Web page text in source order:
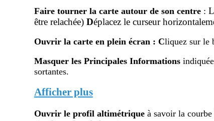
Faire tourner la carte autour de son centre :
être relachée) Déplacez le curseur
Ouvrir la carte en plein écran : Cliquez sur le
Masquer les Principales Informations
sortantes.
Afficher plus
Ouvrir le profil altimétriqueà savoir la courbe